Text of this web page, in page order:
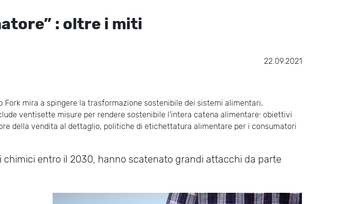
: oltre i miti
22.09.2021
mira a spingere la trasformazione sostenibile dei sistemi alimentari,
ventisette misure per rendere sostenibile l’intera catena alimentare: obiettivi
della vendita al dettaglio, politiche di etichettatura alimentare per i consumatori
chimici entro il 2030, hanno scatenato grandi attacchi da parte